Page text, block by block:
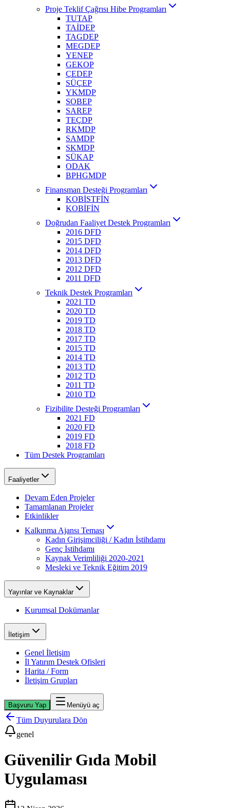
Proje Teklif Çağrısı Hibe Programları
TUTAP
TAİDEP
TAGDEP
MEGDEP
YENEP
GEKOP
ÇEDEP
SÜÇEP
YKMDP
SOBEP
SAREP
TEÇDP
RKMDP
SAMDP
SKMDP
SÜKAP
ODAK
BPHGMDP
Finansman Desteği Programları
KOBİSTFİN
KOBİFİN
Doğrudan Faaliyet Destek Programları
2016 DFD
2015 DFD
2014 DFD
2013 DFD
2012 DFD
2011 DFD
Teknik Destek Programları
2021 TD
2020 TD
2019 TD
2018 TD
2017 TD
2015 TD
2014 TD
2013 TD
2012 TD
2011 TD
2010 TD
Fizibilite Desteği Programları
2021 FD
2020 FD
2019 FD
2018 FD
Tüm Destek Programları
Faaliyetler
Devam Eden Projeler
Tamamlanan Projeler
Etkinlikler
Kalkınma Ajansı Teması
Kadın Girişimciliği / Kadın İstihdamı
Genç İstihdamı
Kaynak Verimliliği 2020-2021
Mesleki ve Teknik Eğitim 2019
Yayınlar ve Kaynaklar
Kurumsal Dokümanlar
İletişim
Genel İletişim
İl Yatırım Destek Ofisleri
Harita / Form
İletişim Grupları
Başvuru Yap Menüyü aç
Tüm Duyurulara Dön
genel
Güvenilir Gıda Mobil
Uygulaması